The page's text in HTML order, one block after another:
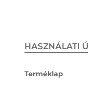
HASZNÁLATI
Terméklap